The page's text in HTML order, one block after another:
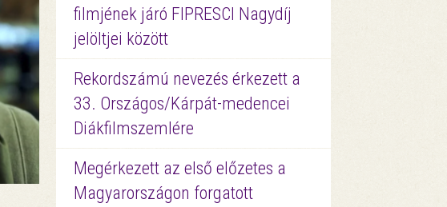
filmjének járó FIPRESCI Nagydíj
jelöltjei között
Rekordszámú nevezés érkezett a
33. Országos/Kárpát-medencei
Diákfilmszemlére
Megérkezett az első előzetes a
Magyarországon forgatott